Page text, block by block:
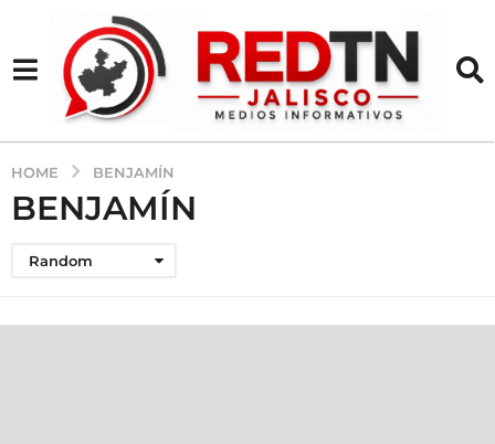
HOME BENJAMÍN
BENJAMÍN
Random